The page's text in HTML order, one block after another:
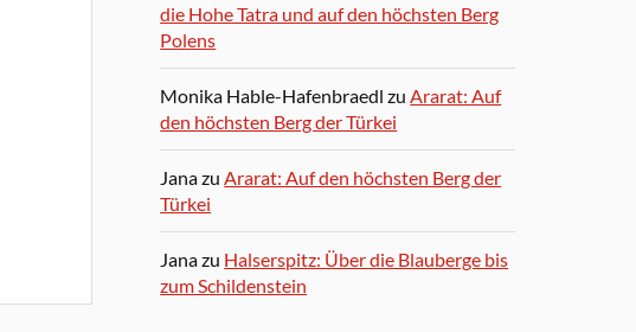
die Hohe Tatra und auf den höchsten Berg
Polens
Monika Hable-Hafenbraedl zuArarat: Auf
den höchsten Berg der Türkei
JanazuArarat: Auf den höchsten Berg der
Türkei
Janazu Halserspitz: Über die Blauberge bis
zum Schildenstein